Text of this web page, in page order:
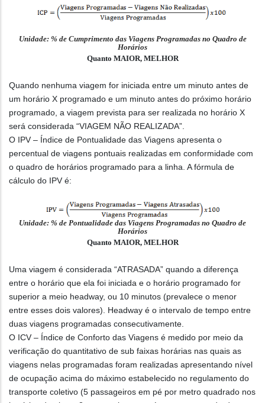
Unidade: % de Cumprimento das Viagens Programadas no Quadro de
Horários
Quanto MAIOR, MELHOR
Quando nenhuma viagem for iniciada entre um minuto antes de
um horário X programado e um minuto antes do próximo horário
programado, a viagem prevista para ser realizada no horário X
será considerada “VIAGEM NÃO REALIZADA”.
O IPV – Índice de Pontualidade das Viagens apresenta o
percentual de viagens pontuais realizadas em conformidade com
o quadro de horários programado para a linha. A fórmula de
cálculo do IPV é:
Unidade: % de Pontualidade das Viagens Programadas no Quadro de
Horários
Quanto MAIOR, MELHOR
Uma viagem é considerada “ATRASADA” quando a diferença
entre o horário que ela foi iniciada e o horário programado for
superior a meio headway, ou 10 minutos (prevalece o menor
entre esses dois valores). Headway é o intervalo de tempo entre
duas viagens programadas consecutivamente.
O ICV – Índice de Conforto das Viagens é medido por meio da
verificação do quantitativo de sub faixas horárias nas quais as
viagens nelas programadas foram realizadas apresentando nível
de ocupação acima do máximo estabelecido no regulamento do
transporte coletivo (5 passageiros em pé por metro quadrado nos